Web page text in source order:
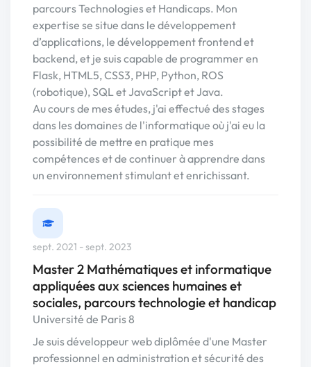
parcours Technologies et Handicaps. Mon
expertise se situe dans le développement
d’applications, le développement frontend et
backend, et je suis capable de programmer en
Flask, HTML5, CSS3, PHP, Python, ROS
(robotique), SQL et JavaScript et Java.
Au cours de mes études, j'ai effectué des stages
dans les domaines de l'informatique où j'ai eu la
possibilité de mettre en pratique mes
compétences et de continuer à apprendre dans
un environnement stimulant et enrichissant.
sept. 2021 - sept. 2023
Master 2 Mathématiques et informatique
appliquées aux sciences humaines et
sociales, parcours technologie et handicap
Université de Paris 8
Je suis développeur web diplômée d'une Master
professionnel en administration et sécurité des